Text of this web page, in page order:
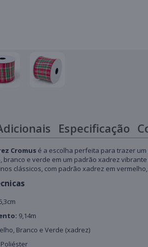
Especificação
Cromus é a escolha perfeita para trazer
branco e verde em um padrão xadrez
clássicos, com padrão xadrez em
9,14m
Branco e Verde (xadrez)
Poliéster